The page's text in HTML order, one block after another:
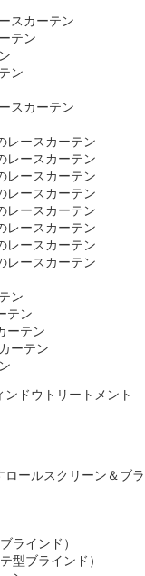
スカーテン
テン
ン
スカーテン
レースカーテン
レースカーテン
レースカーテン
レースカーテン
レースカーテン
レースカーテン
レースカーテン
レースカーテン
ン
テン
ーテン
ーテン
ンドウトリートメント
ロールスクリーン＆ブラ
ラインド）
型ブラインド）